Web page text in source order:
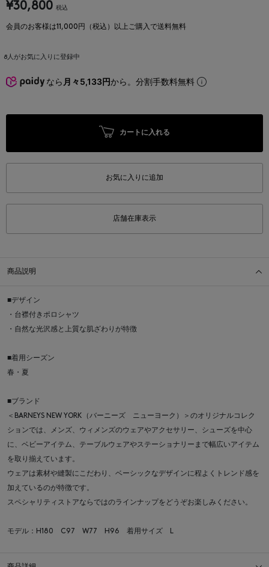
¥30,800 税込
会員のお客様は11,000円（税込）以上ご購入で送料無料
8人がお気に入りに登録中
なら 月々5,133円から。分割手数料無料
カートに入れる
お気に入りに追加
店舗在庫表示
商品説明
■デザイン
・台襟付きポロシャツ
・自然な光沢感と上質な肌ざわりが特徴
■着用シーズン
春・夏
■ブランド
＜BARNEYS NEW YORK（バーニーズ ニューヨーク）＞のオリジナルコレク
ションでは、メンズ、ウィメンズのウェアやアクセサリー、シューズを中心
に、ベビーアイテム、テーブルウェアやステーショナリーまで幅広いアイテム
を取り揃えています。
ウェアは素材や縫製にこだわり、ベーシックなデザインに程よくトレンド感を
加えているのが特徴です。
スペシャリティストアならではのラインナップをどうぞお楽しみください。
モデル：H180 C97 W77 H96 着用サイズ L